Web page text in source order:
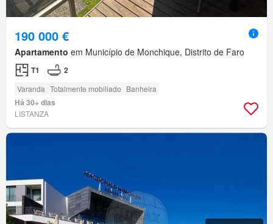
190 000 €
Apartamento em Município de Monchique, Distrito de Faro
T1 2
Varanda Totalmente mobiliado Banheira
Há 30+ dias
LISTANZA